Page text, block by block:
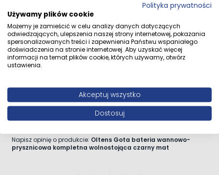
Przejdź do całego opisu
Opinie klientów
Napisz własną recenzję
Napisz opinię o produkcie: Oltens Gota bateria wannowo-
prysznicowa kompletna wolnostojąca czarny mat
Polityka prywatności
Używamy plików cookie
Możemy je zamieścić w celu analizy danych dotyczących
odwiedzających, ulepszenia naszej strony internetowej, pokazania
spersonalizowanych treści i zapewnienia Państwu wspaniałego
doświadczenia na stronie internetowej. Aby uzyskać więcej
informacji na temat plików cookie, których używamy, otwórz
ustawienia.
Akceptuj wszystko
Dostosuj